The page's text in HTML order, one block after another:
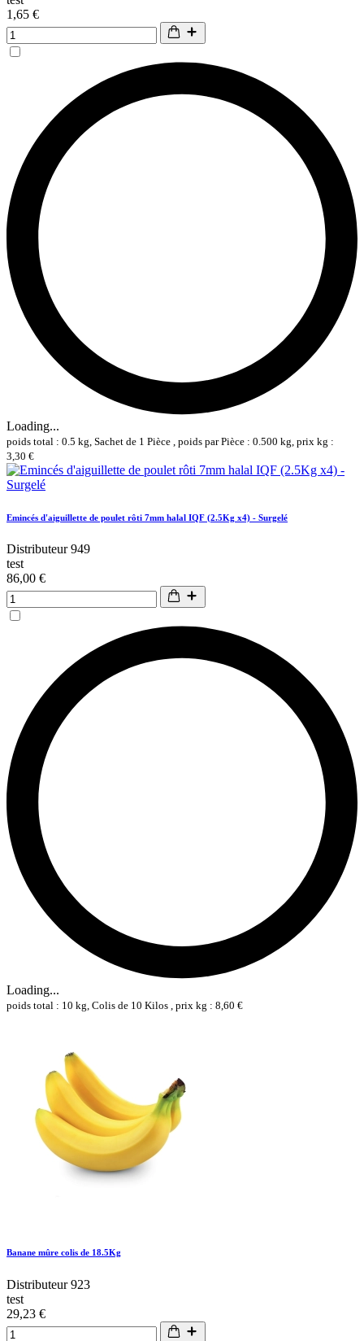
1,65 €
Loading...
poids total : 0.5 kg, Sachet de 1 Pièce , poids par Pièce : 0.500 kg, prix kg :
3,30 €
Emincés d'aiguillette de poulet rôti 7mm halal IQF (2.5Kg x4) - Surgelé
Distributeur 949
test
86,00 €
Loading...
poids total : 10 kg, Colis de 10 Kilos , prix kg : 8,60 €
Banane mûre colis de 18.5Kg
Distributeur 923
test
29,23 €